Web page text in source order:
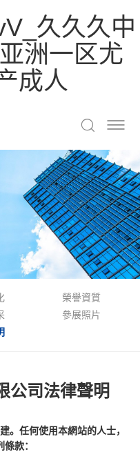
久久久中
洲一区尤
成人
榮譽資質
參展照片
公司法律聲明
。任何使用本網站的人士，
款：